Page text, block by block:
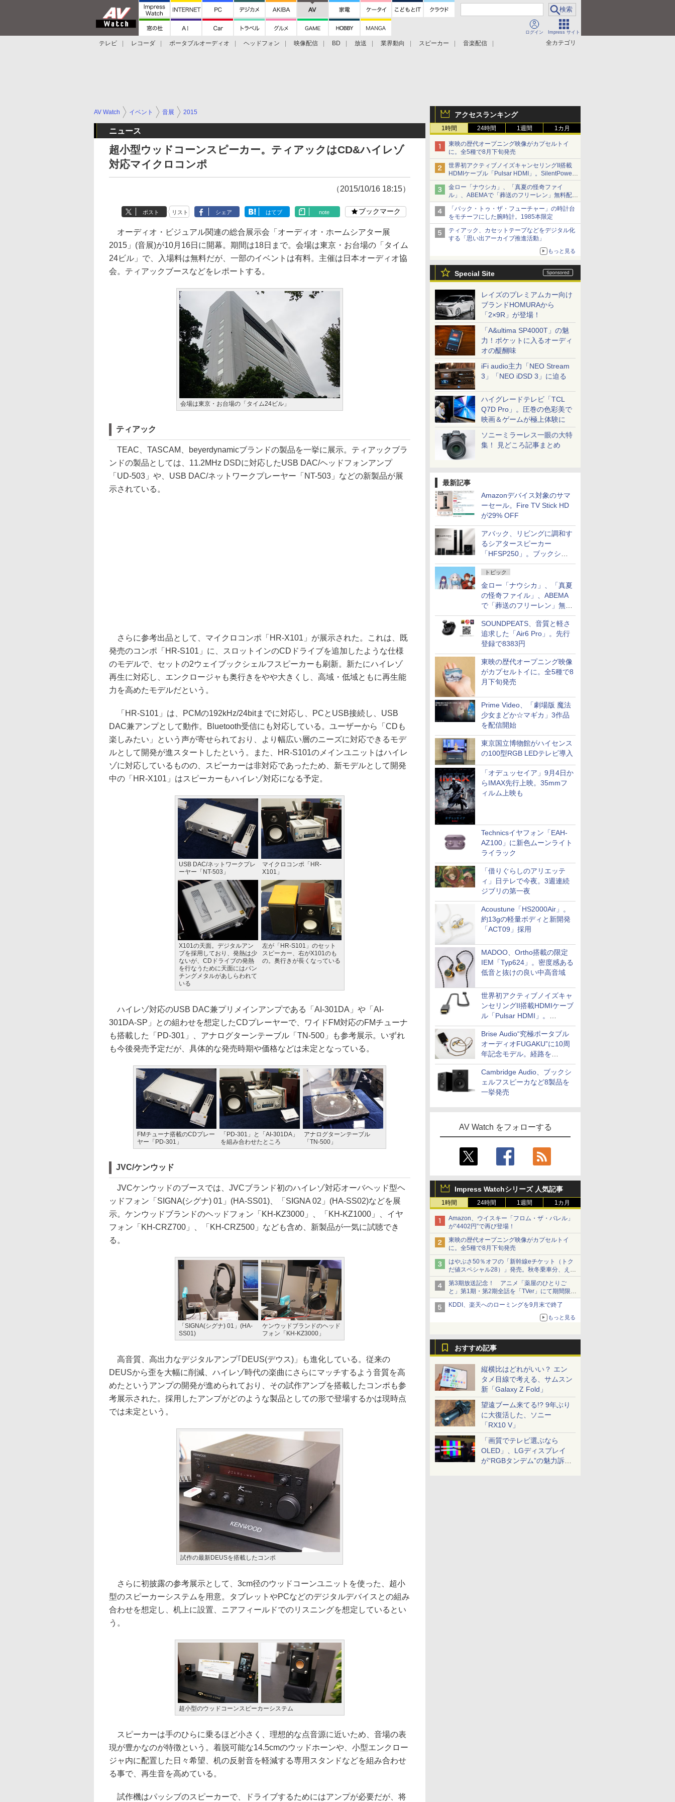
ログイン Impress サイト
全カテゴリ
テレビ レコーダ ポータブルオーディオ ヘッドフォン 映像配信 BD 放送 業界動向 スピーカー
音楽配信
アクセスランキング
1時間 24時間 1週間 1カ月
東映の歴代オープニング映像がカプセルトイ
に。全5種で8月下旬発売
世界初アクティブノイズキャンセリングII搭載
HDMIケーブル「Pulsar HDMI」。SilentPower
から
金ロー「ナウシカ」、「真夏の怪奇ファイ
ル」、ABEMAで「葬送のフリーレン」無料配信
など。夏の特番・配信情報
「バック・トゥ・ザ・フューチャー」の時計台
をモチーフにした腕時計。1985本限定
ティアック、カセットテープなどをデジタル化
する「思い出アーカイブ推進活動」
もっと見る
Special Site
レイズのプレミアムカー向け
ブランドHOMURAから
「2×9R」が登場！
「A&ultima SP4000T」の魅
力！ポケットに入るオーディ
オの醍醐味
iFi audio主力「NEO Stream
3」「NEO iDSD 3」に迫る
ハイグレードテレビ「TCL
Q7D Pro」。圧巻の色彩美で
映画＆ゲームが極上体験に
ソニーミラーレス一眼の大特
集！ 見どころ記事まとめ
最新記事
Amazonデバイス対象のサマ
ーセール。Fire TV Stick HD
が29% OFF
アバック、リビングに調和す
るシアタースピーカー
「HFSP250」。ブックシェ
ルフはペア3万円以下
トピック
金ロー「ナウシカ」、「真夏
の怪奇ファイル」、ABEMA
で「葬送のフリーレン」無料
配信など。夏の特番・配信情
報
SOUNDPEATS、音質と軽さ
追求した「Air6 Pro」。先行
登録で8383円
東映の歴代オープニング映像
がカプセルトイに。全5種で8
月下旬発売
Prime Video、「劇場版 魔法
少女まどか☆マギカ」3作品
を配信開始
東京国立博物館がハイセンス
の100型RGB LEDテレビ導入
「オデュッセイア」9月4日か
らIMAX先行上映。35mmフ
ィルム上映も
Technicsイヤフォン「EAH-
AZ100」に新色ムーンライト
ライラック
「借りぐらしのアリエッテ
ィ」日テレで今夜。3週連続
ジブリの第一夜
Acoustune「HS2000Air」。
約13gの軽量ボディと新開発
「ACT09」採用
MADOO、Ortho搭載の限定
IEM「Typ624」。密度感ある
低音と抜けの良い中高音域
世界初アクティブノイズキャ
ンセリングII搭載HDMIケーブ
ル「Pulsar HDMI」。
SilentPowerから
Brise Audio“究極ポータブル
オーディオFUGAKU”に10周
年記念モデル。経路を
NISHIKIで統一。400万円
Cambridge Audio、ブックシ
ェルフスピーカなど8製品を
一挙発売
AV Watch をフォローする
Impress Watchシリーズ 人気記事
1時間 24時間 1週間 1カ月
Amazon、ウイスキー「フロム・ザ・バレル」
が“4402円”で再び登場！
東映の歴代オープニング映像がカプセルトイ
に。全5種で8月下旬発売
はやぶさ50％オフの「新幹線eチケット（トク
だ値スペシャル28）」発売。秋冬乗車分、えき
ねっと限定
第3期放送記念！ アニメ「薬屋のひとりご
と」第1期・第2期全話を「TVer」にて期間限定
で順次無料配信開始
KDDI、楽天へのローミングを9月末で終了
もっと見る
おすすめ記事
縦横比はどれがいい？ エン
タメ目線で考える、サムスン
新「Galaxy Z Fold」
望遠ブーム来てる!? 9年ぶり
に大復活した、ソニー
「RX10 V」
「画質でテレビ選ぶなら
OLED」、LGディスプレイ
が“RGBタンデム”の魅力訴
AV Watch イベント 音展 2015
ニュース
超小型ウッドコーンスピーカー。ティアックはCD&ハイレゾ
対応マイクロコンポ
（2015/10/16 18:15）
ポスト リスト シェア はてブ note ブックマーク
オーディオ・ビジュアル関連の総合展示会「オーディオ・ホームシアター展
2015」(音展)が10月16日に開幕。期間は18日まで。会場は東京・お台場の「タイム
24ビル」で、入場料は無料だが、一部のイベントは有料。主催は日本オーディオ協
会。ティアックブースなどをレポートする。
会場は東京・お台場の「タイム24ビル」
ティアック
TEAC、TASCAM、beyerdynamicブランドの製品を一挙に展示。ティアックブラ
ンドの製品としては、11.2MHz DSDに対応したUSB DAC/ヘッドフォンアンプ
「UD-503」や、USB DAC/ネットワークプレーヤー「NT-503」などの新製品が展
示されている。
さらに参考出品として、マイクロコンポ「HR-X101」が展示された。これは、既
発売のコンポ「HR-S101」に、スロットインのCDドライブを追加したような仕様
のモデルで、セットの2ウェイブックシェルフスピーカーも刷新。新たにハイレゾ
再生に対応し、エンクロージャも奥行きをやや大きくし、高域・低域ともに再生能
力を高めたモデルだという。
「HR-S101」は、PCMの192kHz/24bitまでに対応し、PCとUSB接続し、USB
DAC兼アンプとして動作。Bluetooth受信にも対応している。ユーザーから「CDも
楽しみたい」という声が寄せられており、より幅広い層のニーズに対応できるモデ
ルとして開発が進スタートしたという。また、HR-S101のメインユニットはハイレ
ゾに対応しているものの、スピーカーは非対応であったため、新モデルとして開発
中の「HR-X101」はスピーカーもハイレゾ対応になる予定。
USB DAC/ネットワークプレ
ーヤー「NT-503」
マイクロコンポ「HR-
X101」
X101の天面。デジタルアン
プを採用しており、発熱は少
ないが、CDドライブの発熱
を行なうために天面にはパン
チングメタルがあしらわれて
いる
左が「HR-S101」のセット
スピーカー、右がX101のも
の。奥行きが長くなっている
ハイレゾ対応のUSB DAC兼プリメインアンプである「AI-301DA」や「AI-
301DA-SP」との組わせを想定したCDプレーヤーで、ワイドFM対応のFMチューナ
も搭載した「PD-301」、アナログターンテーブル「TN-500」も参考展示。いずれ
も今後発売予定だが、具体的な発売時期や価格などは未定となっている。
FMチューナ搭載のCDプレー
ヤー「PD-301」
「PD-301」と「AI-301DA」
を組み合わせたところ
アナログターンテーブル
「TN-500」
JVC/ケンウッド
JVCケンウッドのブースでは、JVCブランド初のハイレゾ対応オーバヘッド型ヘ
ッドフォン「SIGNA(シグナ) 01」(HA-SS01)、「SIGNA 02」(HA-SS02)などを展
示。ケンウッドブランドのヘッドフォン「KH-KZ3000」、「KH-KZ1000」、イヤ
フォン「KH-CRZ700」、「KH-CRZ500」なども含め、新製品が一気に試聴でき
る。
「SIGNA(シグナ) 01」(HA-
SS01)
ケンウッドブランドのヘッド
フォン「KH-KZ3000」
高音質、高出力なデジタルアンプ｢DEUS(デウス)」も進化している。従来の
DEUSから歪を大幅に削減、ハイレゾ時代の楽曲にさらにマッチするよう音質を高
めたというアンプの開発が進められており、その試作アンプを搭載したコンポも参
考展示された。採用したアンプがどのような製品としての形で登場するかは現時点
では未定という。
試作の最新DEUSを搭載したコンポ
さらに初披露の参考展示として、3cm径のウッドコーンユニットを使った、超小
型のスピーカーシステムを用意。タブレットやPCなどのデジタルデバイスとの組み
合わせを想定し、机上に設置、ニアフィールドでのリスニングを想定しているとい
う。
超小型のウッドコーンスピーカーシステム
スピーカーは手のひらに乗るほど小さく、理想的な点音源に近いため、音場の表
現が豊かなのが特徴という。着脱可能な14.5cmのウッドホーンや、小型エンクロー
ジャ内に配置した日々希望、机の反射音を軽減する専用スタンドなどを組み合わせ
る事で、再生音を高めている。
試作機はパッシブのスピーカーで、ドライブするためにはアンプが必要だが、将